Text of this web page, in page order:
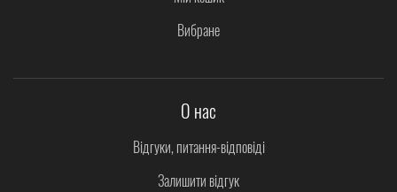
Вибране
О нас
Відгуки, питання-відповіді
Залишити відгук